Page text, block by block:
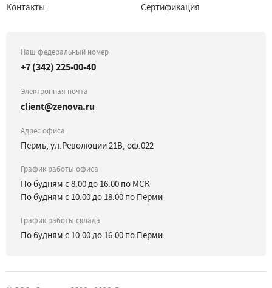
Контакты
Сертификация
Наш федеральный номер
+7 (342) 225-00-40
Электронная почта
client@zenova.ru
Адрес офиса
Пермь, ул.Революции 21В, оф.022
График работы офиса
По будням с 8.00 до 16.00 по МСК
По будням с 10.00 до 18.00 по Перми
График работы склада
По будням с 10.00 до 16.00 по Перми